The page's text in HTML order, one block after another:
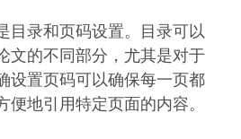
目录和页码设置。目录可以
文的不同部分，尤其是对于
设置页码可以确保每一页都
便地引用特定页面的内容。